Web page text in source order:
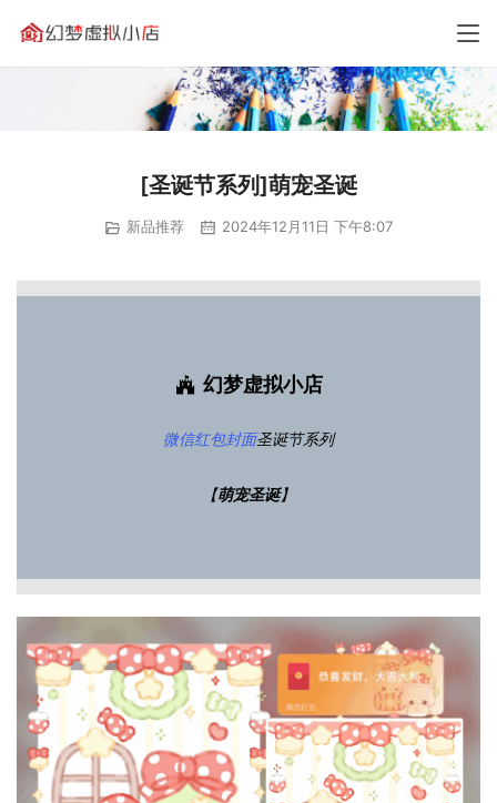
[圣诞节系列]萌宠圣诞
新品推荐 2024年12月11日 下午8:07
幻梦虚拟小店
微信红包封面圣诞节系列
【萌宠圣诞】